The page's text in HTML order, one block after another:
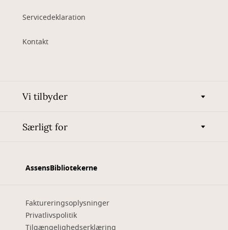
Servicedeklaration
Kontakt
Vi tilbyder
Særligt for
AssensBibliotekerne
Faktureringsoplysninger
Privatlivspolitik
Tilgængelighedserklæring